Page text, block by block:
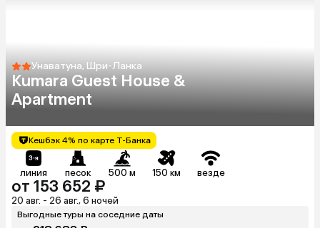
Унаватуна, Шри-Ланка
Kumara Guest House &
Apartment
Кешбэк 4% по карте Т-Банка
линия песок 500 м 150 км везде
от 153 652 ₽
20 авг. - 26 авг., 6 ночей
Выгодные туры на соседние даты